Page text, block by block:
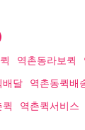
역촌동라보퀵
배달 역촌동퀵배
퀵 역촌퀵서비스